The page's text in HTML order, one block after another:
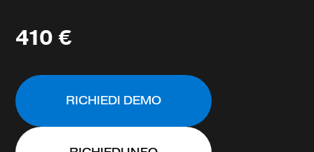
410€
RICHIEDI DEMO